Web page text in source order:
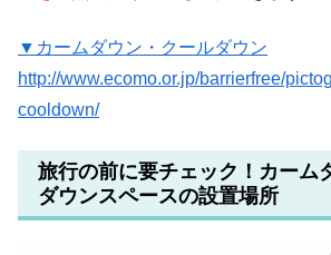
▼カームダウン・クールダウン
http://www.ecomo.or.jp/barrierfree/
cooldown/
旅行の前に要チェック！カーム
ダウンスペースの設置場所